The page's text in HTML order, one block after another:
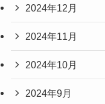
2024年12月
2024年11月
2024年10月
2024年9月